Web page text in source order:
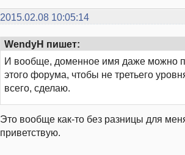
2015.02.08 10:05:14
WendyH пишет:
И вообще, доменное имя даже можно
этого форума, чтобы не третьего
всего, сделаю.
Это вообще как-то без разницы для
приветствую.